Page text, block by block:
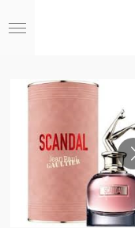
direct
hoofdinhoud